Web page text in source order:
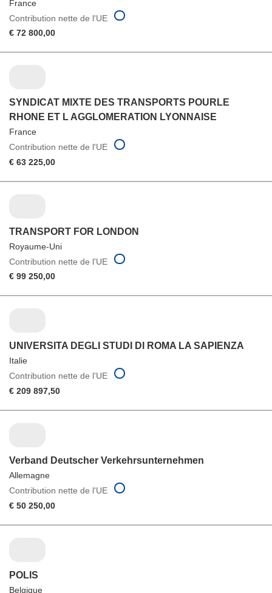
France
Contribution nette de l'UE
€ 72 800,00
SYNDICAT MIXTE DES TRANSPORTS POURLE
RHONE ET L AGGLOMERATION LYONNAISE
France
Contribution nette de l'UE
€ 63 225,00
TRANSPORT FOR LONDON
Royaume-Uni
Contribution nette de l'UE
€ 99 250,00
UNIVERSITA DEGLI STUDI DI ROMA LA SAPIENZA
Italie
Contribution nette de l'UE
€ 209 897,50
Verband Deutscher Verkehrsunternehmen
Allemagne
Contribution nette de l'UE
€ 50 250,00
POLIS
Belgique